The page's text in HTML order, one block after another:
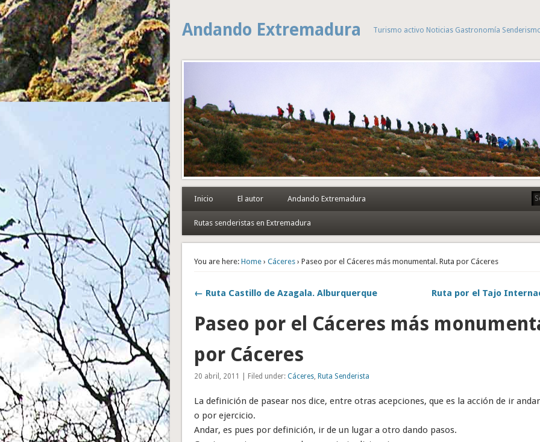
Andando Extremadura Turismo activo Noticias Gastronomía
Inicio El autor Andando Extremadura
Rutas senderistas en Extremadura
You are here: Home› Cáceres› Paseo por el Cáceres más monumental. Ruta por Cáceres
← Ruta Castillo de Azagala. Alburquerque Ruta por el Tajo
Paseo por el Cáceres más
por Cáceres
20 abril, 2011 | Filed under: Cáceres, Ruta Senderista
La definición de pasear nos dice, entre otras acepciones, que es la acción de ir
o por ejercicio.
Andar, es pues por definición, ir de un lugar a otro dando pasos.